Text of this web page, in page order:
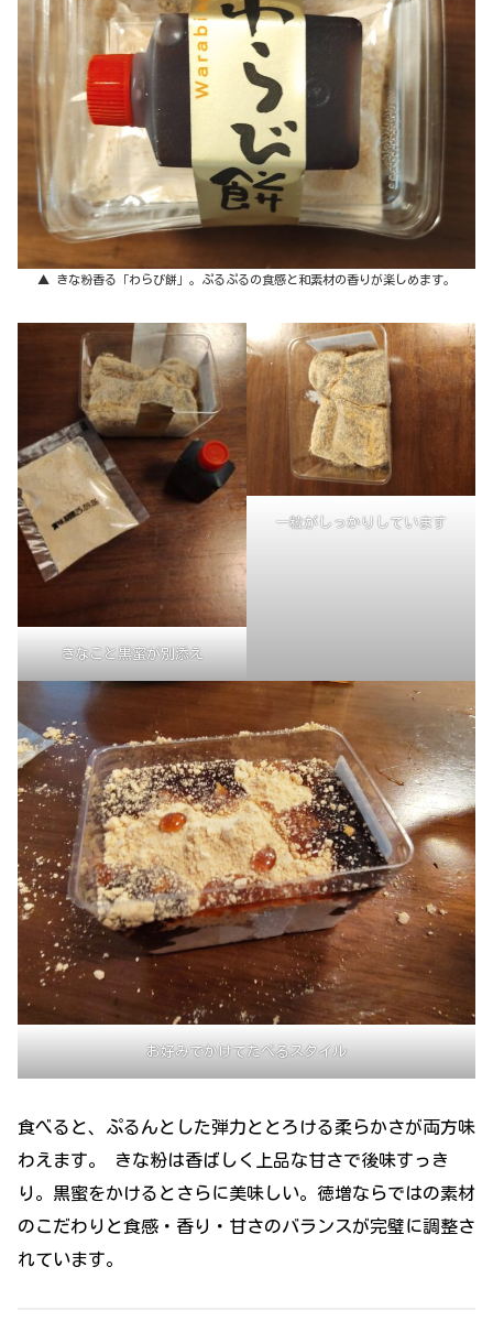
▲ きな粉香る「わらび餅」。ぷるぷるの食感と和素材の香りが楽しめます。
きなこと黒蜜が別添え
一粒がしっかりしています
お好みでかけてたべるスタイル
食べると、ぷるんとした弾力ととろける柔らかさが両方味
わえます。 きな粉は香ばしく上品な甘さで後味すっき
り。黒蜜をかけるとさらに美味しい。徳増ならではの素材
のこだわりと食感・香り・甘さのバランスが完璧に調整さ
れています。